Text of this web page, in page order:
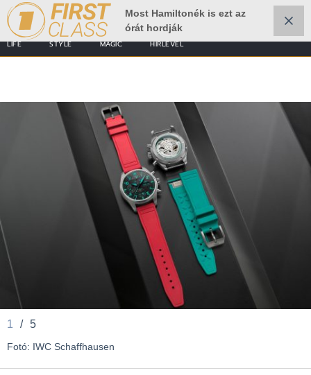
LIFE STYLE MAGIC HÍRLEVÉL
Most Hamiltonék is ezt az
órát hordják
1 / 5
Fotó: IWC Schaffhausen